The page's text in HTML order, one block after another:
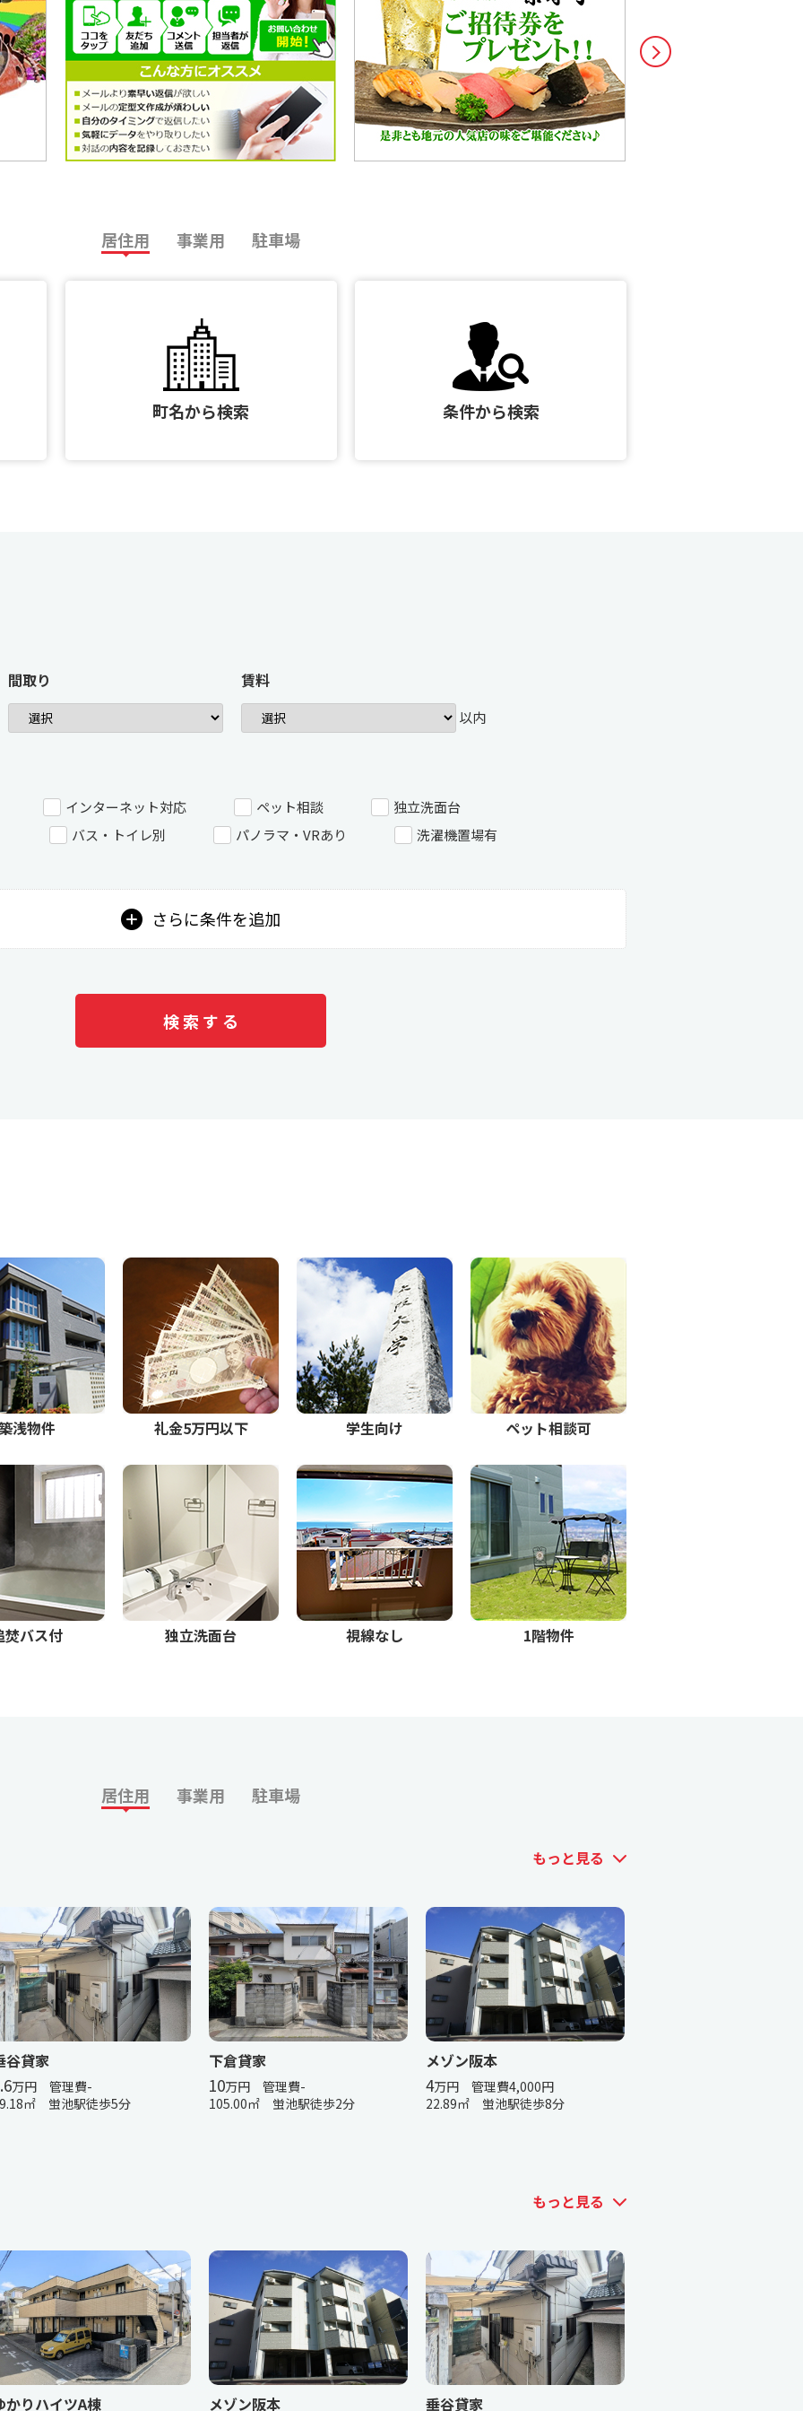
居住用 事業用 駐車場
町名から検索 条件から検索
間取り 賃料
以内
インターネット対応 ペット相談
独立洗面台
バス・トイレ別 パノラマ・VRあり 洗濯機置場有
さらに条件を追加
検 索 す る
浅物件 礼金5万円以下 学生向け ペット相談可
焚バス付 独立洗面台 視線なし 1階物件
居住用 事業用 駐車場
もっと見る
谷貸家
万円 管理費-
㎡ 蛍池駅徒歩5分
下倉貸家
10万円 管理費-
105.00㎡ 蛍池駅徒歩2分
メゾン阪本
4万円 管理費4,000円
22.89㎡ 蛍池駅徒歩8分
もっと見る
かりハイツA棟 メゾン阪本 垂谷貸家